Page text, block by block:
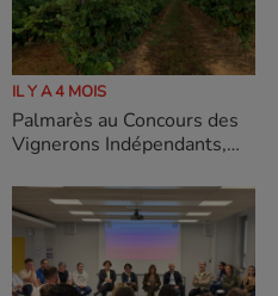
IL Y A 4 MOIS
Palmarès au Concours des
Vignerons Indépendants,
l’excellence et le savoir-
faire de nos vigneronnes et
vignerons.